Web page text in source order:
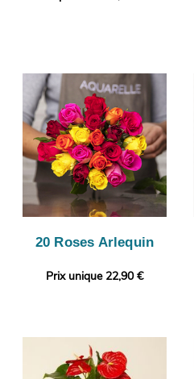
20 Roses Arlequin
Prix unique 22,90 €